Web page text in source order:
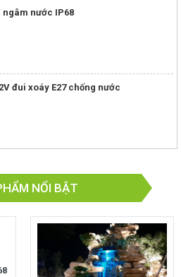
ngâm nước IP68
đui xoáy E27 chống nước
NỔI BẬT